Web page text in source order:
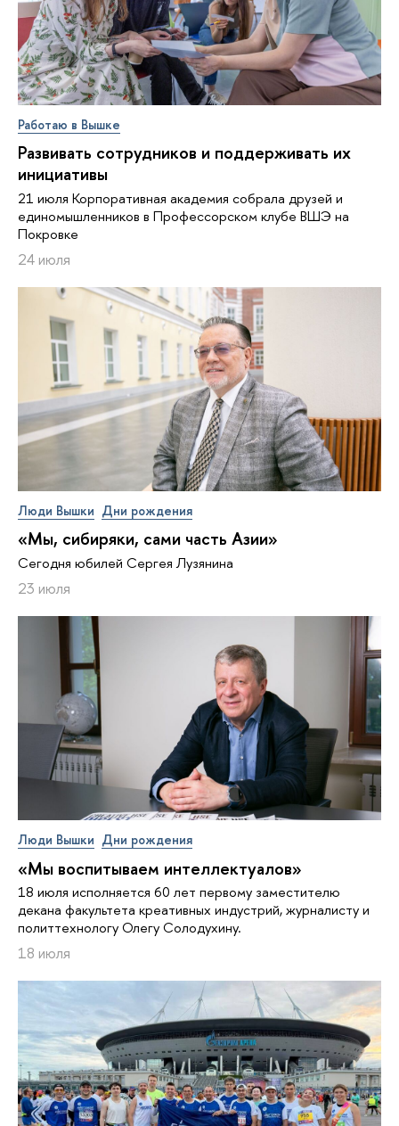
Работаю в Вышке
Развивать сотрудников и поддерживать их
инициативы
21 июля Корпоративная академия собрала друзей и
единомышленников в Профессорском клубе ВШЭ на
Покровке
24 июля
Люди Вышки Дни рождения
«Мы, сибиряки, сами часть Азии»
Сегодня юбилей Сергея Лузянина
23 июля
Люди Вышки Дни рождения
«Мы воспитываем интеллектуалов»
18 июля исполняется 60 лет первому заместителю
декана факультета креативных индустрий, журналисту и
политтехнологу Олегу Солодухину.
18 июля